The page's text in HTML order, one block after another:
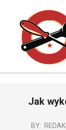
content
NavigationJak
BY: